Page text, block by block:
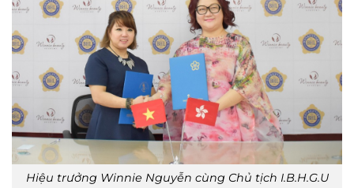
Hiệu trưởng Winnie Nguyễn cùng Chủ tịch I.B.H.G.U